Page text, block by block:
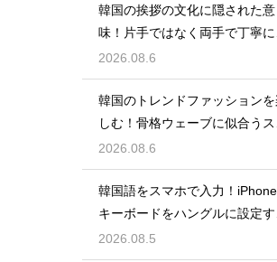
韓国の挨拶の文化に隠された意
味！片手ではなく両手で丁寧に
手する理由
2026.08.6
韓国のトレンドファッションを
しむ！骨格ウェーブに似合うス
イルの特徴
2026.08.6
韓国語をスマホで入力！
キーボードをハングルに設定す
手順
2026.08.5